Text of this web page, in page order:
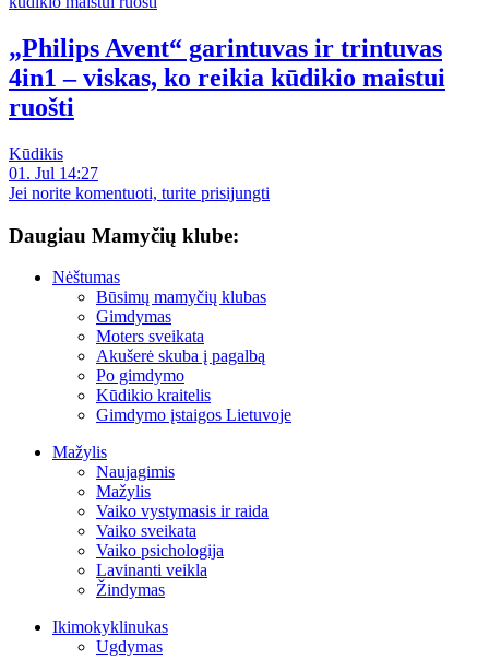
„Philips Avent“ garintuvas ir trintuvas
4in1 – viskas, ko reikia kūdikio maistui
ruošti
Kūdikis
01. Jul 14:27
Jei norite komentuoti, turite prisijungti
Daugiau Mamyčių klube:
Nėštumas
Būsimų mamyčių klubas
Gimdymas
Moters sveikata
Akušerė skuba į pagalbą
Po gimdymo
Kūdikio kraitelis
Gimdymo įstaigos Lietuvoje
Mažylis
Naujagimis
Mažylis
Vaiko vystymasis ir raida
Vaiko sveikata
Vaiko psichologija
Lavinanti veikla
Žindymas
Ikimokyklinukas
Ugdymas